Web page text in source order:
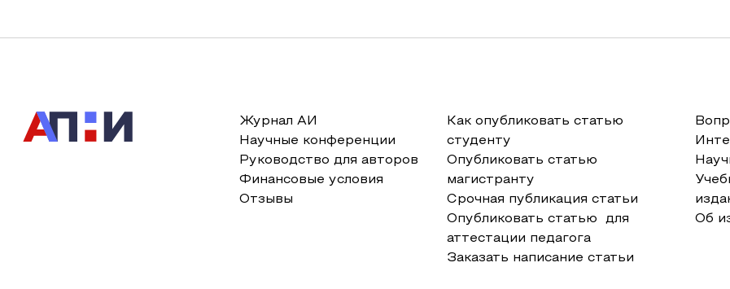
Журнал АИ
Научные конференции
Руководство для авторов
Финансовые условия
Отзывы
Как опубликовать статью
студенту
Опубликовать статью
магистранту
Срочная публикация статьи
Опубликовать статью для
аттестации педагога
Заказать написание статьи
Об